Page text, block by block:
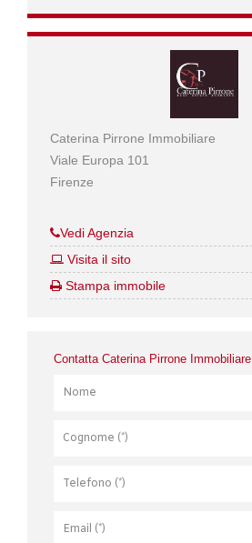
Caterina Pirrone Immobiliare
Viale Europa 101
Firenze
Vedi Agenzia
Visita il sito
Stampa immobile
Contatta Caterina Pirrone Immobiliare